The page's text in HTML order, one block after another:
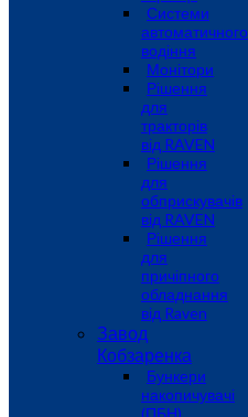
Системи
автоматичного
водіння
Монітори
Рішення
для
тракторів
від RAVEN
Рішення
для
обприскувачів
від RAVEN
Рішення
для
причіпного
обладнання
від Raven
Завод
Кобзаренка
Бункери
накопичувачі
(ПБН)